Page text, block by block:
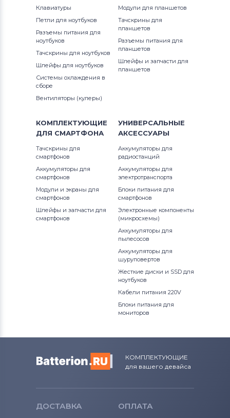
Клавиатуры
Петли для ноутбуков
Разъемы питания для
ноутбуков
Тачскрины для ноутбуков
Шлейфы для ноутбуков
Системы охлаждения в
сборе
Вентиляторы (кулеры)
Модули для планшетов
Тачскрины для
планшетов
Разъемы питания для
планшетов
Шлейфы и запчасти для
планшетов
КОМПЛЕКТУЮЩИЕ
ДЛЯ СМАРТФОНА
Тачскрины для
смартфонов
Аккумуляторы для
смартфонов
Модули и экраны для
смартфонов
Шлейфы и запчасти для
смартфонов
УНИВЕРСАЛЬНЫЕ
АКСЕССУАРЫ
Аккумуляторы для
радиостанций
Аккумуляторы для
электротранспорта
Блоки питания для
смартфонов
Электронные компоненты
(микросхемы)
Аккумуляторы для
пылесосов
Аккумуляторы для
шуруповертов
Жесткие диски и SSD для
ноутбуков
Кабели питания 220V
Блоки питания для
мониторов
КОМПЛЕКТУЮЩИЕ
для вашего девайса
ДОСТАВКА
ОПЛАТА